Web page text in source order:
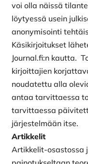
voi olla näissä
löytyessä usein
anonymisointi
Käsikirjoitukset
Journal.fi:n kautta.
kirjoittajien
noudatettu alla
antaa tarvittaessa
tarvittaessa
järjestelmään itse.
Artikkelit
Artikkelit-osastossa